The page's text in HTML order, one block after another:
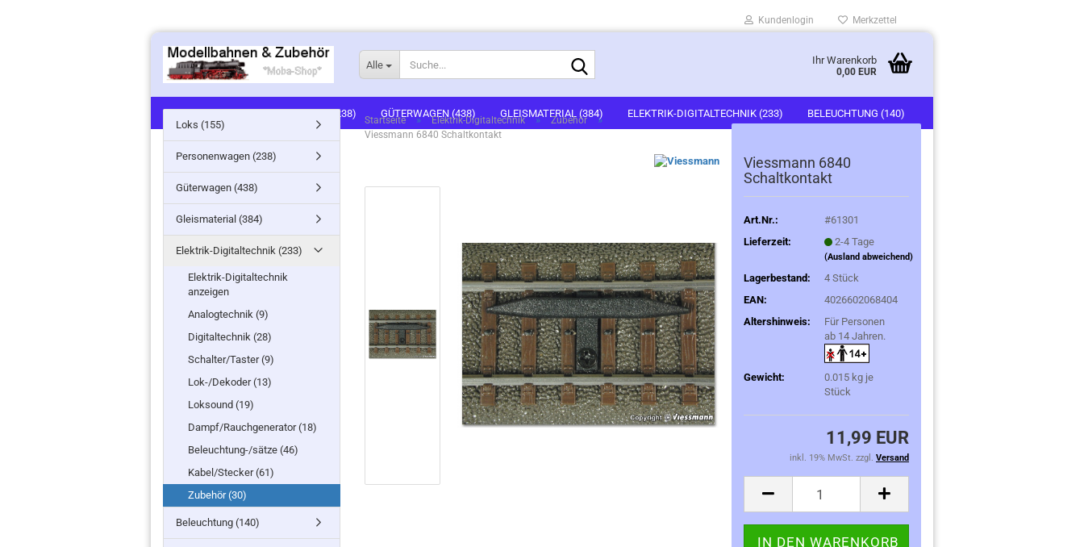
Kundenlogin
Konto erstellen
Passwort vergessen?
Merkzettel
Alle Ihr Warenkorb
0,00 EUR
LOKS (155) PERSONENWAGEN (238) GÜTERWAGEN (438) GLEISMATERIAL (384) ELEKTRIK-DIGITALTECHNIK (233) BELEUCHTUNG (140)
Startseite » Elektrik-Digitaltechnik » Zubehör »
Viessmann 6840 Schaltkontakt
Viessmann 6840
Schaltkontakt
Art.Nr.:
#61301
Lieferzeit:
2-4 Tage
(Ausland abweichend)
Lagerbestand: 4Stück
EAN:
4026602068404
Altershinweis:
Für Personen
ab 14 Jahren.
Gewicht: 0.015 kg je
Stück
11,99 EUR
inkl. 19% MwSt. zzgl. Versand
Loks (155)
Personenwagen (238)
Güterwagen (438)
Gleismaterial (384)
Elektrik-Digitaltechnik (233)
Elektrik-Digitaltechnik
anzeigen
Analogtechnik (9)
Digitaltechnik (28)
Schalter/Taster (9)
Lok-/Dekoder (13)
Loksound (19)
Dampf/Rauchgenerator (18)
Beleuchtung-/sätze (46)
Kabel/Stecker (61)
Zubehör (30)
Beleuchtung (140)